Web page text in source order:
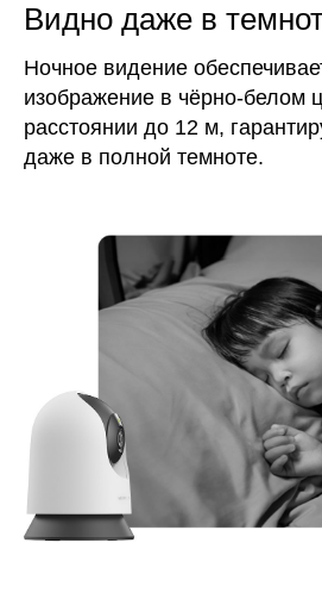
Видно даже в
Ночное видение
изображение в чёрно-белом
расстоянии до 12 м,
даже в полной темноте.